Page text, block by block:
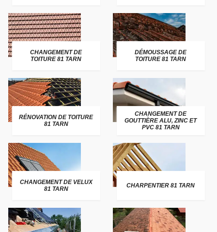
CHANGEMENT DE
TOITURE 81 TARN
DÉMOUSSAGE DE
TOITURE 81 TARN
RÉNOVATION DE TOITURE
81 TARN
CHANGEMENT DE
GOUTTIÈRE ALU, ZINC ET
PVC 81 TARN
CHANGEMENT DE VELUX
81 TARN
CHARPENTIER 81 TARN